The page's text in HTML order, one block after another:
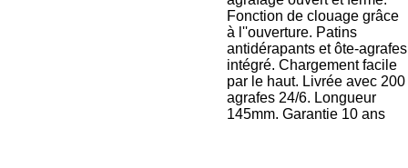
Fonction de clouage grâce
à l''ouverture. Patins
antidérapants et ôte-agrafes
intégré. Chargement facile
par le haut. Livrée avec 200
agrafes 24/6. Longueur
145mm. Garantie 10 ans